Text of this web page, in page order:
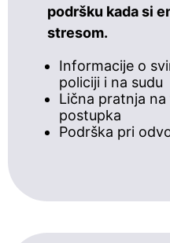
podršku kada si
stresom.
Informacije o
policiji i na sudu
Lična pratnja
postupka
Podrška pri